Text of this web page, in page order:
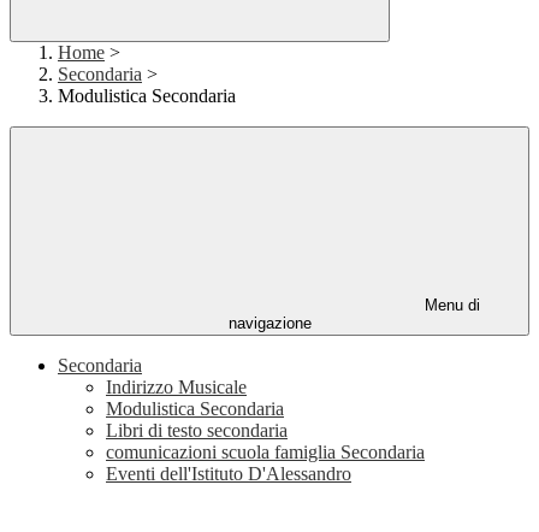
Home >
Secondaria >
Modulistica Secondaria
Menu di
navigazione
Secondaria
Indirizzo Musicale
Modulistica Secondaria
Libri di testo secondaria
comunicazioni scuola famiglia Secondaria
Eventi dell'Istituto D'Alessandro